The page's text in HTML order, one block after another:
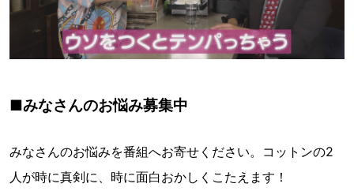
■みなさんのお悩み募集中
みなさんのお悩みを番組へお寄せください。コットンの2
人が時に真剣に、時に面白おかしくこたえます！